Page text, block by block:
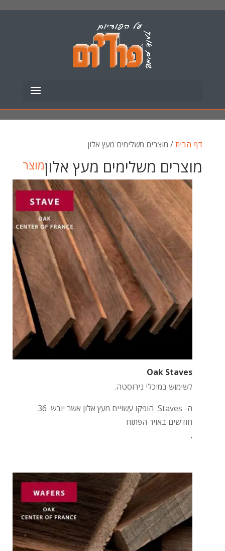
דף הבית/ מוצרים משלימים מעץ אלון
מוצרים משלימים מעץ אלון
Oak Staves
לשימוש במיכלי נירוסטה.
ה- Staves הופקו עשויים מעץ אלון אשר יובש 36
חודשים באויר הפתוח
.
מוצר